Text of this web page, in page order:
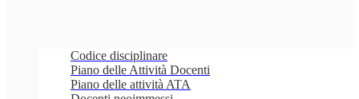
Codice disciplinare
Piano delle Attività Docenti
Piano delle attività ATA